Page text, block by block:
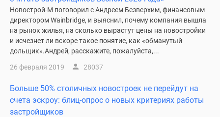
недвижимости
Мнение
эксперта
Покупателю
новостроек
Эксперты
Новострой-М поговорил с Андреем Безверхим, финансовым
директором Wainbridge, и выяснил, почему компания вышла
на рынок жилья, на сколько вырастут цены на новостройки
и исчезнет ли вскоре такое понятие, как «обманутый
дольщик».​ Андрей, расскажите, пожалуйста,...
26 февраля 2019 28037
Больше 50% столичных новостроек не перейдут на
счета эскроу: блиц-опрос о новых критериях работы
застройщиков